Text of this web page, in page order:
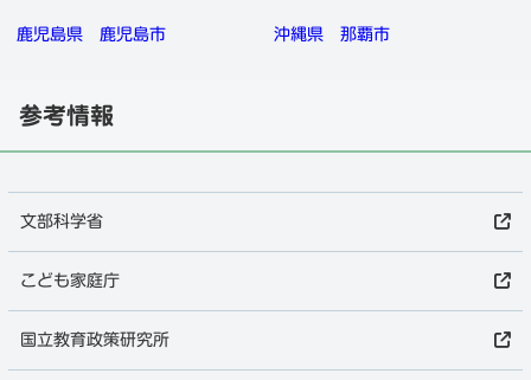
鹿児島県 鹿児島市 沖縄県 那覇市
参考情報
文部科学省
こども家庭庁
国立教育政策研究所